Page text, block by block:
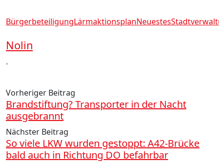
BürgerbeteiligungLärmaktionsplanNeuestes
Nolin
.
Vorheriger Beitrag
Brandstiftung? Transporter in der Nacht
ausgebrannt
Nächster Beitrag
So viele LKW wurden gestoppt: A42-Brücke
bald auch in Richtung DO befahrbar